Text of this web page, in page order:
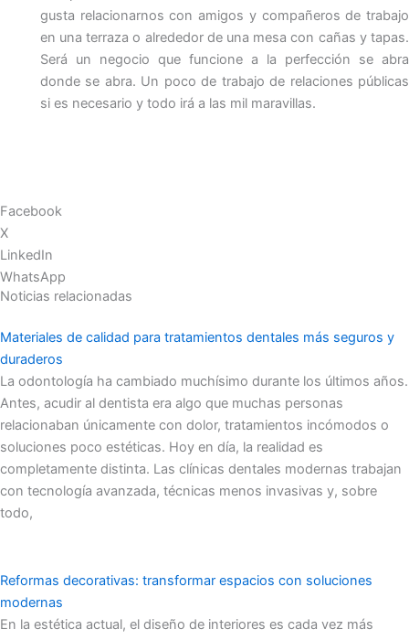
gusta relacionarnos con amigos y compañeros de trabajo
en una terraza o alrededor de una mesa con cañas y tapas.
Será un negocio que funcione a la perfección se abra
donde se abra. Un poco de trabajo de relaciones públicas
si es necesario y todo irá a las mil maravillas.
Facebook
X
LinkedIn
WhatsApp
Noticias relacionadas
Materiales de calidad para tratamientos dentales más seguros y
duraderos
La odontología ha cambiado muchísimo durante los últimos años.
Antes, acudir al dentista era algo que muchas personas
relacionaban únicamente con dolor, tratamientos incómodos o
soluciones poco estéticas. Hoy en día, la realidad es
completamente distinta. Las clínicas dentales modernas trabajan
con tecnología avanzada, técnicas menos invasivas y, sobre
todo,
Reformas decorativas: transformar espacios con soluciones
modernas
En la estética actual, el diseño de interiores es cada vez más